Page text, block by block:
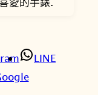
LINE